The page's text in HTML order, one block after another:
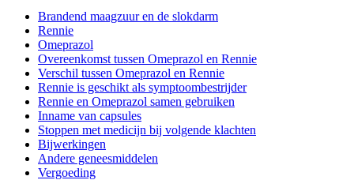
Brandend maagzuur en de slokdarm
Rennie
Omeprazol
Overeenkomst tussen Omeprazol en Rennie
Verschil tussen Omeprazol en Rennie
Rennie is geschikt als symptoombestrijder
Rennie en Omeprazol samen gebruiken
Inname van capsules
Stoppen met medicijn bij volgende klachten
Bijwerkingen
Andere geneesmiddelen
Vergoeding